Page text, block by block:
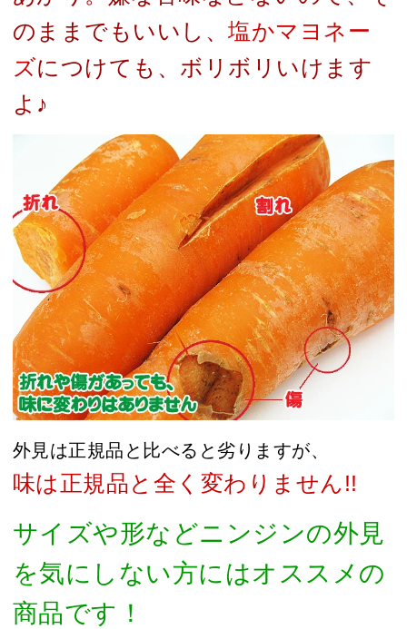
のままでもいいし、塩かマヨネー
ズにつけても、ボリボリいけます
よ♪
外見は正規品と比べると劣りますが、
味は正規品と全く変わりません!!
サイズや形などニンジンの外見
を気にしない方にはオススメの
商品です！